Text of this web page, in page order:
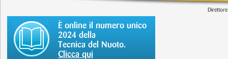
È online il numero unico
2024 della
Tecnica del Nuoto.
Clicca qui